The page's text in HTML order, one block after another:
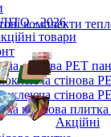
- 2026
товари
стінова PET
стінова
стінова
вінілова
комплекти
Акційні